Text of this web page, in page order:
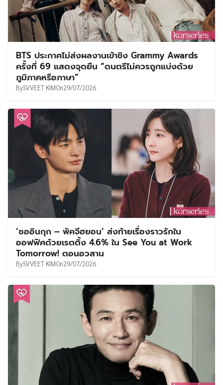
BTS ประกาศไม่ส่งผลงานเข้าชิง Grammy Awards
ครั้งที่ 69 แสดงจุดยืน “ดนตรีไม่ควรถูกแบ่งด้วย
ภูมิภาคหรือภาษา”
BySVVEET KIMOn29/07/2026
‘ซออินกุก – พัคจีฮยอน’ ส่งท้ายเรื่องราวรักใน
ออฟฟิศด้วยเรตติ้ง 4.6% ใน See You at Work
Tomorrow! ตอนอวสาน
BySVVEET KIMOn29/07/2026